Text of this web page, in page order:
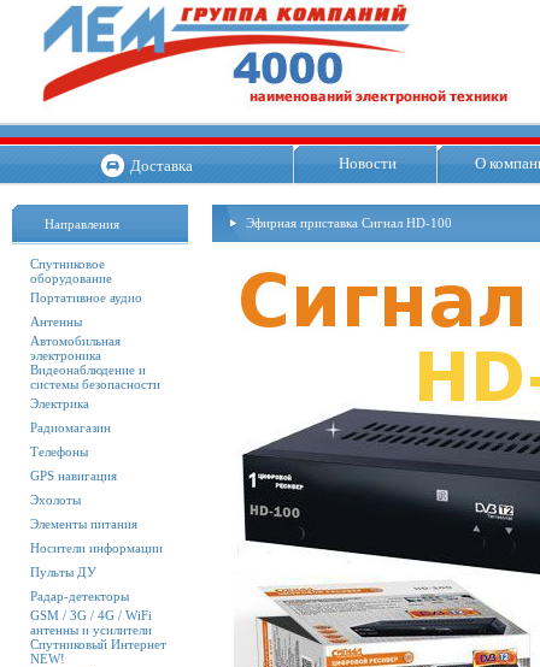
Доставка Новости О
Направления
Спутниковое
оборудование
Портативное аудио
Антенны
Автомобильная
электроника
Видеонаблюдение и
системы безопасности
Электрика
Радиомагазин
Телефоны
GPS навигация
Эхолоты
Элементы питания
Носители информации
Пульты ДУ
Радар-детекторы
GSM / 3G / 4G / WiFi
антенны и усилители
Спутниковый Интернет
NEW!
Эфирная приставка Сигнал HD-100